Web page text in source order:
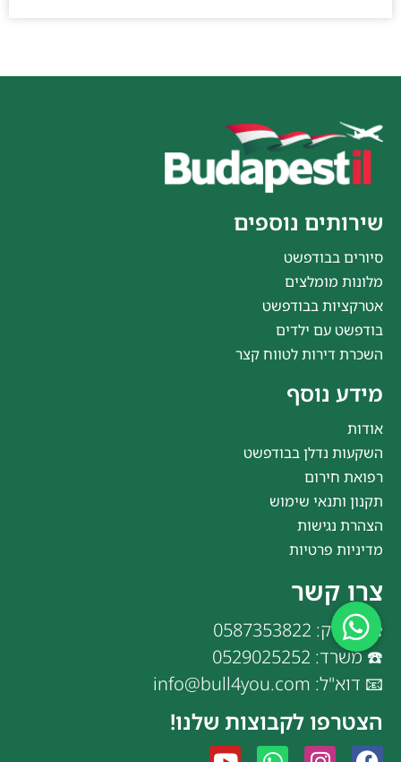
שירותים נוספים
סיורים בבודפשט
מלונות מומלצים
אטרקציות בבודפשט
בודפשט עם ילדים
השכרת דירות לטווח קצר
מידע נוסף
אודות
השקעות נדלן בבודפשט
רפואת חירום
תקנון ותנאי שימוש
הצהרת נגישות
מדיניות פרטיות
צרו קשר
☎️ איציק: 0587353822
☎️ משרד: 0529025252
📧 דוא"ל: info@bull4you.com
הצטרפו לקבוצות שלנו!